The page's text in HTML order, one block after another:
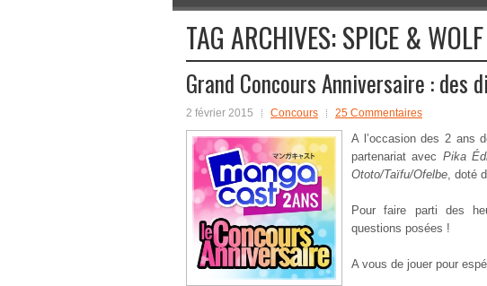
TAG ARCHIVES:SPICE & WOLF
Grand Concours Anniversaire : des
2 février 2015 Concours 25 Commentaires
A l’occasion des 2 ans
partenariat avec Pika
Ototo/Taïfu/Ofelbe, doté
Pour faire parti des
questions posées !
A vous de jouer pour